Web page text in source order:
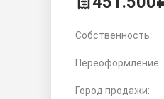
Собственность:
Переоформление:
Город продажи: